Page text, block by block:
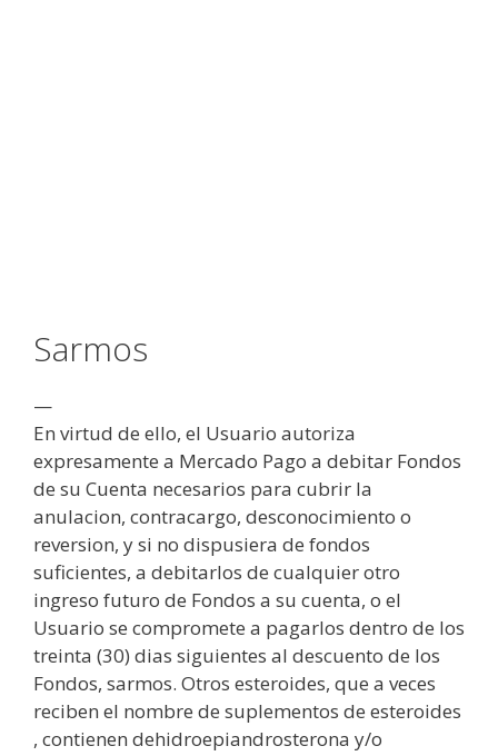
Sarmos
—
En virtud de ello, el Usuario autoriza
expresamente a Mercado Pago a debitar Fondos
de su Cuenta necesarios para cubrir la
anulacion, contracargo, desconocimiento o
reversion, y si no dispusiera de fondos
suficientes, a debitarlos de cualquier otro
ingreso futuro de Fondos a su cuenta, o el
Usuario se compromete a pagarlos dentro de los
treinta (30) dias siguientes al descuento de los
Fondos, sarmos. Otros esteroides, que a veces
reciben el nombre de suplementos de esteroides
, contienen dehidroepiandrosterona y/o